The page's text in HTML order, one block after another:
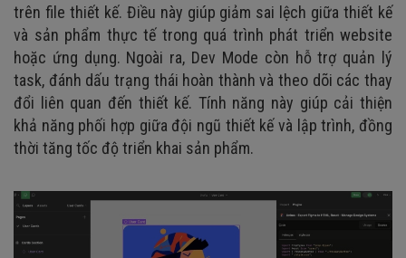
trên file thiết kế. Điều này giúp giảm sai lệch giữa thiết kế
và sản phẩm thực tế trong quá trình phát triển website
hoặc ứng dụng. Ngoài ra, Dev Mode còn hỗ trợ quản lý
task, đánh dấu trạng thái hoàn thành và theo dõi các thay
đổi liên quan đến thiết kế. Tính năng này giúp cải thiện
khả năng phối hợp giữa đội ngũ thiết kế và lập trình, đồng
thời tăng tốc độ triển khai sản phẩm.